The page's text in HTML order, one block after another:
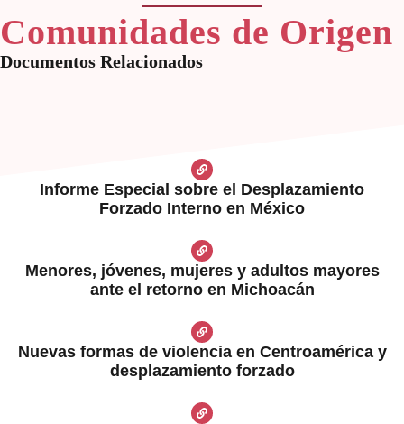
Comunidades de Origen
Documentos Relacionados
Informe Especial sobre el Desplazamiento
Forzado Interno en México
Menores, jóvenes, mujeres y adultos mayores
ante el retorno en Michoacán
Nuevas formas de violencia en Centroamérica y
desplazamiento forzado